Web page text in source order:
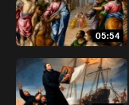
05:54